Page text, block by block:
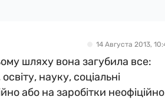
14 Августа 2013,
шляху вона загубила все:
науку, соціальні
або на заробітки